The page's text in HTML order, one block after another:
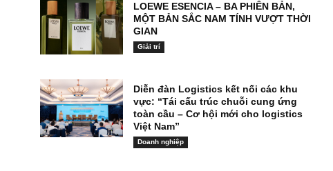
LOEWE ESENCIA – BA PHIÊN BẢN,
MỘT BẢN SẮC NAM TÍNH VƯỢT THỜI
GIAN
Giải trí
Diễn đàn Logistics kết nối các khu
vực: “Tái cấu trúc chuỗi cung ứng
toàn cầu – Cơ hội mới cho logistics
Việt Nam”
Doanh nghiệp